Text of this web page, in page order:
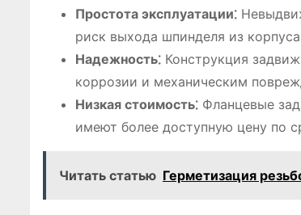
Простота эксплуатации⁚
риск выхода шпинделя из
Надежность⁚ Конструкция
коррозии и механическим
Низкая стоимость⁚ Фланцевые
имеют более доступную цену по
Читать статью Герметизация